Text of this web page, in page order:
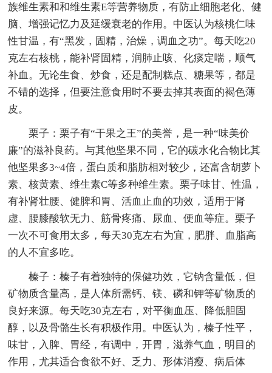
族维生素和和维生素E等营养物质，有防止细胞老化、健
脑、增强记忆力及延缓衰老的作用。中医认为核桃仁味
性甘温，有“黑发，固精，治燥，调血之功”。每天吃20
克左右核桃，能补肾固精，润肺止咳、化痰定喘，顺气
补血。无论生食、炒食，还是配制糕点、糖果等，都是
不错的选择，但要注意食用时不要去掉其表面的褐色薄
皮。
栗子：栗子有“干果之王”的美誉，是一种“味美价
廉”的滋补良药。与其他坚果不同，它的碳水化合物比其
他坚果多3~4倍，蛋白质和脂肪相对较少，还富含胡萝卜
素、核黄素、维生素C等多种维生素。栗子味甘、性温，
有补肾壮腰、健脾和胃、活血止血的功效，适用于肾
虚、腰膝酸软无力、筋骨疼痛、尿血、便血等症。栗子
一次不可食用太多，每天30克左右为宜，肥胖、血脂高
的人不宜多吃。
榛子：榛子有着独特的保健功效，它钠含量低，但
矿物质含量高，是人体所需钙、镁、磷和钾等矿物质的
良好来源。每天吃30克左右，对平衡血压、降低胆固
醇，以及骨骼生长有积极作用。中医认为，榛子性平，
味甘，入脾、胃经，有调中，开胃，滋养气血，明目的
作用，尤其适合食欲不好、乏力、形体消瘦、病后体